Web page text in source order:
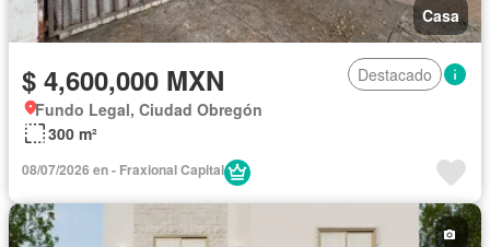
Casa
$ 4,600,000 MXN
Destacado
Fundo Legal, Ciudad Obregón
300 m²
08/07/2026 en - Fraxional Capital